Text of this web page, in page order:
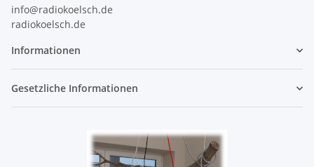
info@radiokoelsch.de
radiokoelsch.de
Informationen
Gesetzliche Informationen